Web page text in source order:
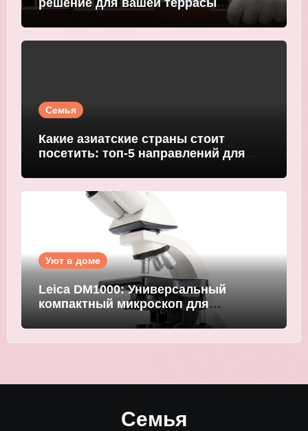
решение для вашей террасы
Семья
Какие азиатские страны стоит
посетить: топ-5 направлений для
Уют в доме
Leica DM1000: Универсальный
компактный микроскоп для
современных лабораторий
Семья